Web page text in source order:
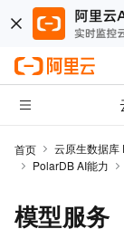
首页 云原生数据库
PolarDB AI能力
模型服务